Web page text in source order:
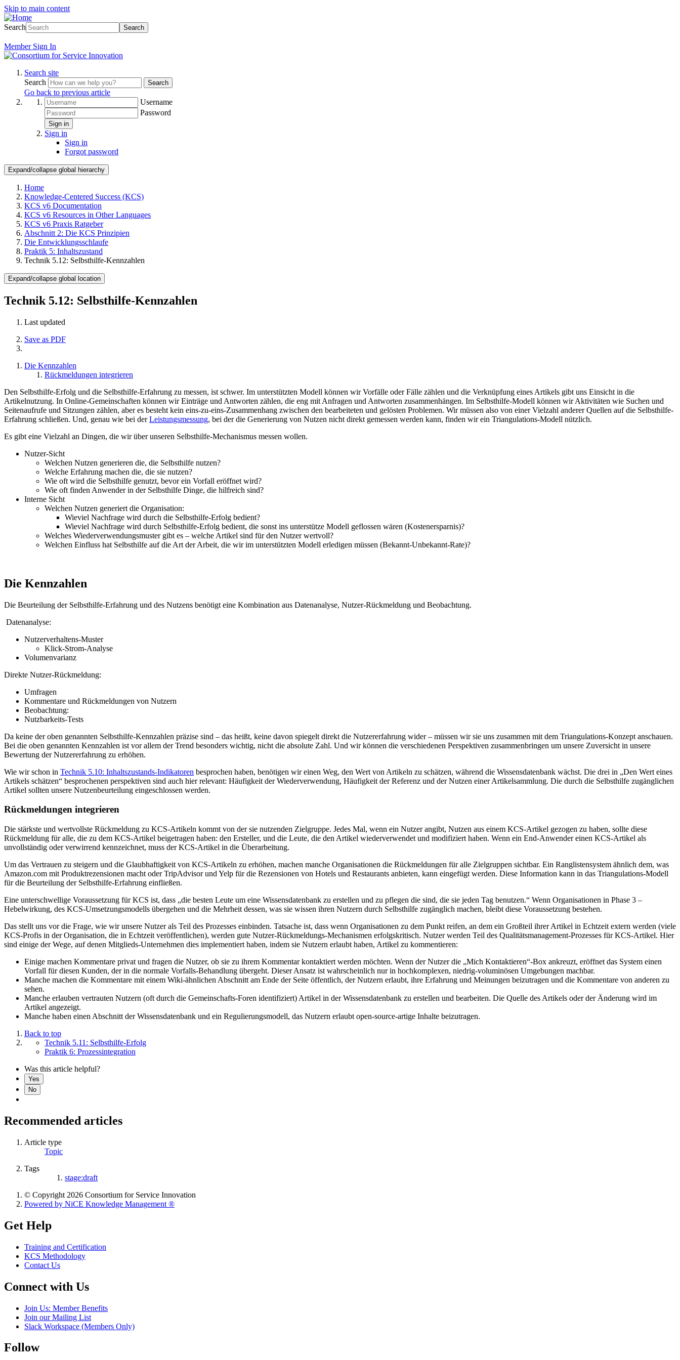
Skip to main content
Search Search
Member Sign In
Search site
Search
Search
Go back to previous article
Username
Password
Sign in
Sign in
Sign in
Forgot password
Expand/collapse global hierarchy
Home
Knowledge-Centered Success (KCS)
KCS v6 Documentation
KCS v6 Resources in Other Languages
KCS v6 Praxis Ratgeber
Abschnitt 2: Die KCS Prinzipien
Die Entwicklungsschlaufe
Praktik 5: Inhaltszustand
Technik 5.12: Selbsthilfe-Kennzahlen
Expand/collapse global location
Technik 5.12: Selbsthilfe-Kennzahlen
Last updated
Save as PDF
Die Kennzahlen
Rückmeldungen integrieren
Den Selbsthilfe-Erfolg und die Selbsthilfe-Erfahrung zu messen, ist schwer. Im unterstützten Modell können wir Vorfälle oder Fälle zählen und die Verknüpfung eines Artikels gibt uns Einsicht in die
Artikelnutzung. In Online-Gemeinschaften können wir Einträge und Antworten zählen, die eng mit Anfragen und Antworten zusammenhängen. Im Selbsthilfe-Modell können wir Aktivitäten wie Suchen und
Seitenaufrufe und Sitzungen zählen, aber es besteht kein eins-zu-eins-Zusammenhang zwischen den bearbeiteten und gelösten Problemen. Wir müssen also von einer Vielzahl anderer Quellen auf die Selbsthilfe-
Erfahrung schließen. Und, genau wie bei derLeistungsmessung, bei der die Generierung von Nutzen nicht direkt gemessen werden kann, finden wir ein Triangulations-Modell nützlich.
Es gibt eine Vielzahl an Dingen, die wir über unseren Selbsthilfe-Mechanismus messen wollen.
Nutzer-Sicht
Welchen Nutzen generieren die, die Selbsthilfe nutzen?
Welche Erfahrung machen die, die sie nutzen?
Wie oft wird die Selbsthilfe genutzt, bevor ein Vorfall eröffnet wird?
Wie oft finden Anwender in der Selbsthilfe Dinge, die hilfreich sind?
Interne Sicht
Welchen Nutzen generiert die Organisation:
Wieviel Nachfrage wird durch die Selbsthilfe-Erfolg bedient?
Wieviel Nachfrage wird durch Selbsthilfe-Erfolg bedient, die sonst ins unterstütze Modell geflossen wären (Kostenersparnis)?
Welches Wiederverwendungsmuster gibt es – welche Artikel sind für den Nutzer wertvoll?
Welchen Einfluss hat Selbsthilfe auf die Art der Arbeit, die wir im unterstützten Modell erledigen müssen (Bekannt-Unbekannt-Rate)?
Die Kennzahlen
Die Beurteilung der Selbsthilfe-Erfahrung und des Nutzens benötigt eine Kombination aus Datenanalyse, Nutzer-Rückmeldung und Beobachtung.
Datenanalyse:
Nutzerverhaltens-Muster
Klick-Strom-Analyse
Volumenvarianz
Direkte Nutzer-Rückmeldung:
Umfragen
Kommentare und Rückmeldungen von Nutzern
Beobachtung:
Nutzbarkeits-Tests
Da keine der oben genannten Selbsthilfe-Kennzahlen präzise sind – das heißt, keine davon spiegelt direkt die Nutzererfahrung wider – müssen wir sie uns zusammen mit dem Triangulations-Konzept anschauen.
Bei die oben genannten Kennzahlen ist vor allem der Trend besonders wichtig, nicht die absolute Zahl. Und wir können die verschiedenen Perspektiven zusammenbringen um unsere Zuversicht in unsere
Bewertung der Nutzererfahrung zu erhöhen.
Wie wir schon in Technik 5.10: Inhaltszustands-Indikatoren besprochen haben, benötigen wir einen Weg, den Wert von Artikeln zu schätzen, während die Wissensdatenbank wächst. Die drei in „Den Wert eines
Artikels schätzen“ besprochenen perspektiven sind auch hier relevant: Häufigkeit der Wiederverwendung, Häufigkeit der Referenz und der Nutzen einer Artikelsammlung. Die durch die Selbsthilfe zugänglichen
Artikel sollten unsere Nutzenbeurteilung eingeschlossen werden.
Rückmeldungen integrieren
Die stärkste und wertvollste Rückmeldung zu KCS-Artikeln kommt von der sie nutzenden Zielgruppe. Jedes Mal, wenn ein Nutzer angibt, Nutzen aus einem KCS-Artikel gezogen zu haben, sollte diese
Rückmeldung für alle, die zu dem KCS-Artikel beigetragen haben: den Ersteller, und die Leute, die den Artikel wiederverwendet und modifiziert haben. Wenn ein End-Anwender einen KCS-Artikel als
unvollständig oder verwirrend kennzeichnet, muss der KCS-Artikel in die Überarbeitung.
Um das Vertrauen zu steigern und die Glaubhaftigkeit von KCS-Artikeln zu erhöhen, machen manche Organisationen die Rückmeldungen für alle Zielgruppen sichtbar. Ein Ranglistensystem ähnlich dem, was
Amazon.com mit Produktrezensionen macht oder TripAdvisor und Yelp für die Rezensionen von Hotels und Restaurants anbieten, kann eingefügt werden. Diese Information kann in das Triangulations-Modell
für die Beurteilung der Selbsthilfe-Erfahrung einfließen.
Eine unterschwellige Voraussetzung für KCS ist, dass „die besten Leute um eine Wissensdatenbank zu erstellen und zu pflegen die sind, die sie jeden Tag benutzen.“ Wenn Organisationen in Phase 3 –
Hebelwirkung, des KCS-Umsetzungsmodells übergehen und die Mehrheit dessen, was sie wissen ihren Nutzern durch Selbsthilfe zugänglich machen, bleibt diese Voraussetzung bestehen.
Das stellt uns vor die Frage, wie wir unsere Nutzer als Teil des Prozesses einbinden. Tatsache ist, dass wenn Organisationen zu dem Punkt reifen, an dem ein Großteil ihrer Artikel in Echtzeit extern werden (viele
KCS-Profis in der Organisation, die in Echtzeit veröffentlichen), werden gute Nutzer-Rückmeldungs-Mechanismen erfolgskritisch. Nutzer werden Teil des Qualitätsmanagement-Prozesses für KCS-Artikel. Hier
sind einige der Wege, auf denen Mitglieds-Unternehmen dies implementiert haben, indem sie Nutzern erlaubt haben, Artikel zu kommentieren:
Einige machen Kommentare privat und fragen die Nutzer, ob sie zu ihrem Kommentar kontaktiert werden möchten. Wenn der Nutzer die „Mich Kontaktieren“-Box ankreuzt, eröffnet das System einen
Vorfall für diesen Kunden, der in die normale Vorfalls-Behandlung übergeht. Dieser Ansatz ist wahrscheinlich nur in hochkomplexen, niedrig-voluminösen Umgebungen machbar.
Manche machen die Kommentare mit einem Wiki-ähnlichen Abschnitt am Ende der Seite öffentlich, der Nutzern erlaubt, ihre Erfahrung und Meinungen beizutragen und die Kommentare von anderen zu
sehen.
Manche erlauben vertrauten Nutzern (oft durch die Gemeinschafts-Foren identifiziert) Artikel in der Wissensdatenbank zu erstellen und bearbeiten. Die Quelle des Artikels oder der Änderung wird im
Artikel angezeigt.
Manche haben einen Abschnitt der Wissensdatenbank und ein Regulierungsmodell, das Nutzern erlaubt open-source-artige Inhalte beizutragen.
Back to top
Technik 5.11: Selbsthilfe-Erfolg
Praktik 6: Prozessintegration
Was this article helpful?
Yes
No
Recommended articles
Article type
Topic
Tags
stage:draft
© Copyright 2026 Consortium for Service Innovation
Powered by NiCE Knowledge Management ®
Get Help
Training and Certification
KCS Methodology
Contact Us
Connect with Us
Join Us: Member Benefits
Join our Mailing List
Slack Workspace (Members Only)
Follow